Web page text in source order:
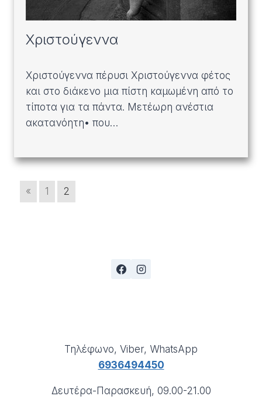
Χριστούγεννα
Χριστούγεννα πέρυσι Χριστούγεννα φέτος
και στο διάκενο μια πίστη καμωμένη από το
τίποτα για τα πάντα. Μετέωρη ανέστια
ακατανόητη• που…
« 1 2
Τηλέφωνο, Viber, WhatsApp
6936494450
Δευτέρα-Παρασκευή, 09.00-21.00